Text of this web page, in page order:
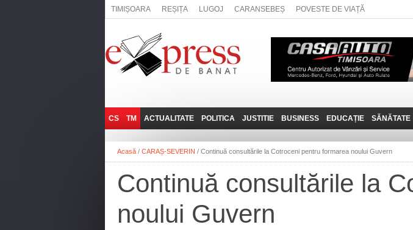
TIMIȘOARA REȘIȚA LUGOJ CARANSEBEȘ POVESTE DE VIAȚĂ
CS
REȘIȚA
CARANSEBEȘ
ANINA
BOCŞA
TM
LUGOJ
TIMIȘOARA
ACTUALITATE
ADMINISTRATIE
NAȚIONAL
SOCIAL
POLITICA
EXPRESSLIVE
INTERVIURILE
JUSTITIE BUSINESS
JOB-URI
TEHNIT
EDUCAȚIE SĂNĂTATE
Acasă / CARAȘ-SEVERIN / Continuă consultările la Cotroceni pentru formarea noului Guvern
Continuă consultările la
noului Guvern